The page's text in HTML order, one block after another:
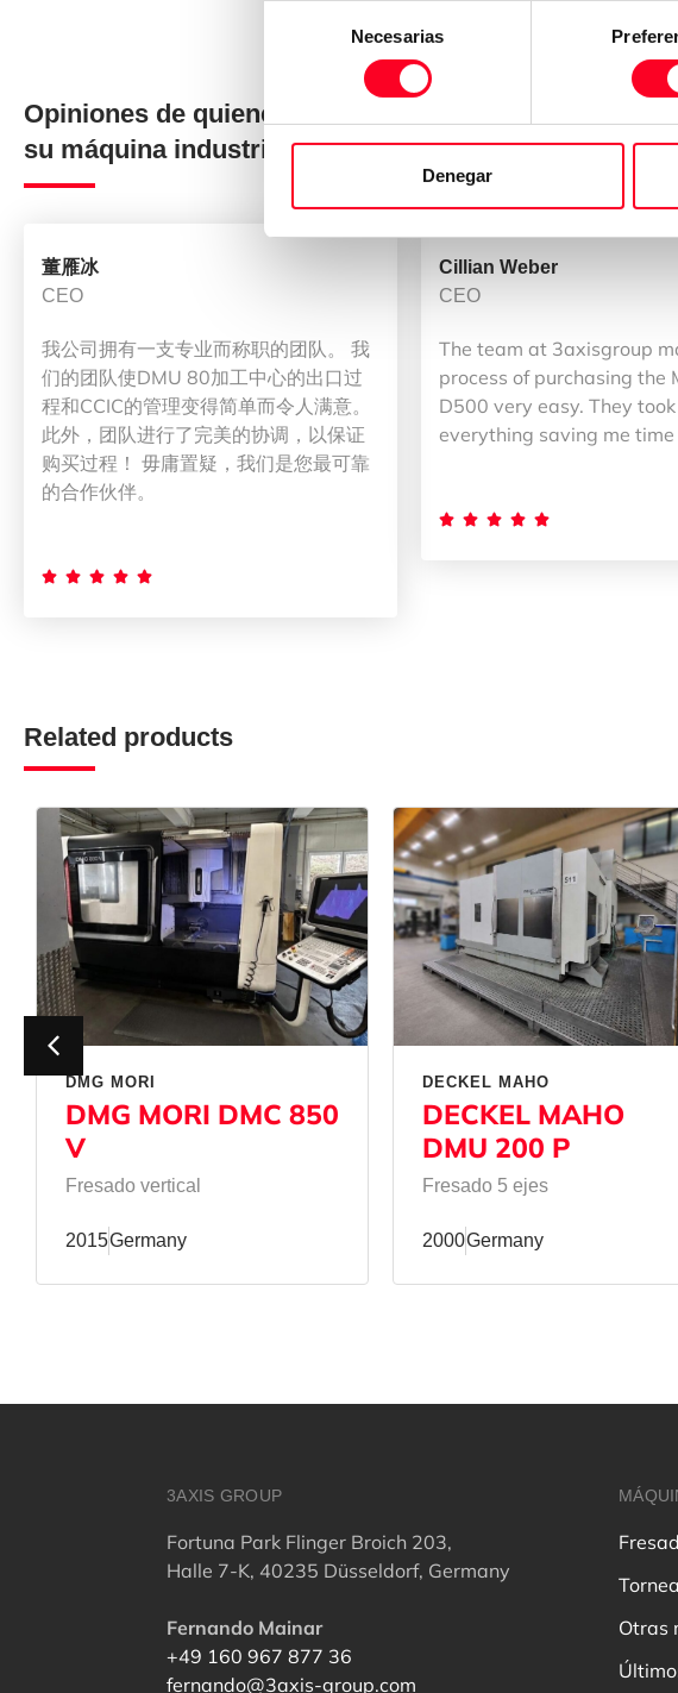
consentimiento
Necesarias
Denegar
Opiniones de quienes han comprado
su máquina industrial en 3Axis Group
董雁冰
CEO
我公司拥有一支专业而称职的团队。 我
们的团队使DMU 80加工中心的出口过
程和CCIC的管理变得简单而令人满意。
此外，团队进行了完美的协调，以保证
购买过程！ 毋庸置疑，我们是您最可靠
的合作伙伴。
    
Cillian Weber
CEO
The team at 3axisgroup
process of purchasing the
D500 very easy. They
everything saving me
    
Related products
DMG MORI
DMG MORI DMC 850
V
Fresado vertical
2015Germany
DECKEL MAHO
DECKEL MAHO
DMU 200 P
Fresado 5 ejes
2000Germany
3AXIS GROUP
Fortuna Park Flinger Broich 203,
Halle 7-K, 40235 Düsseldorf, Germany
Fernando Mainar
+49 160 967 877 36
fernando@3axis-group.com
Otras